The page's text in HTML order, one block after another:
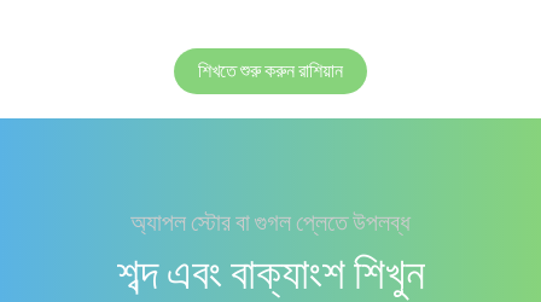
শিখতে শুরু করুন রাশিয়ান
অ্যাপল স্টোর বা গুগল প্লেতে উপলব্ধ
শব্দ এবং বাক্যাংশ শিখুন